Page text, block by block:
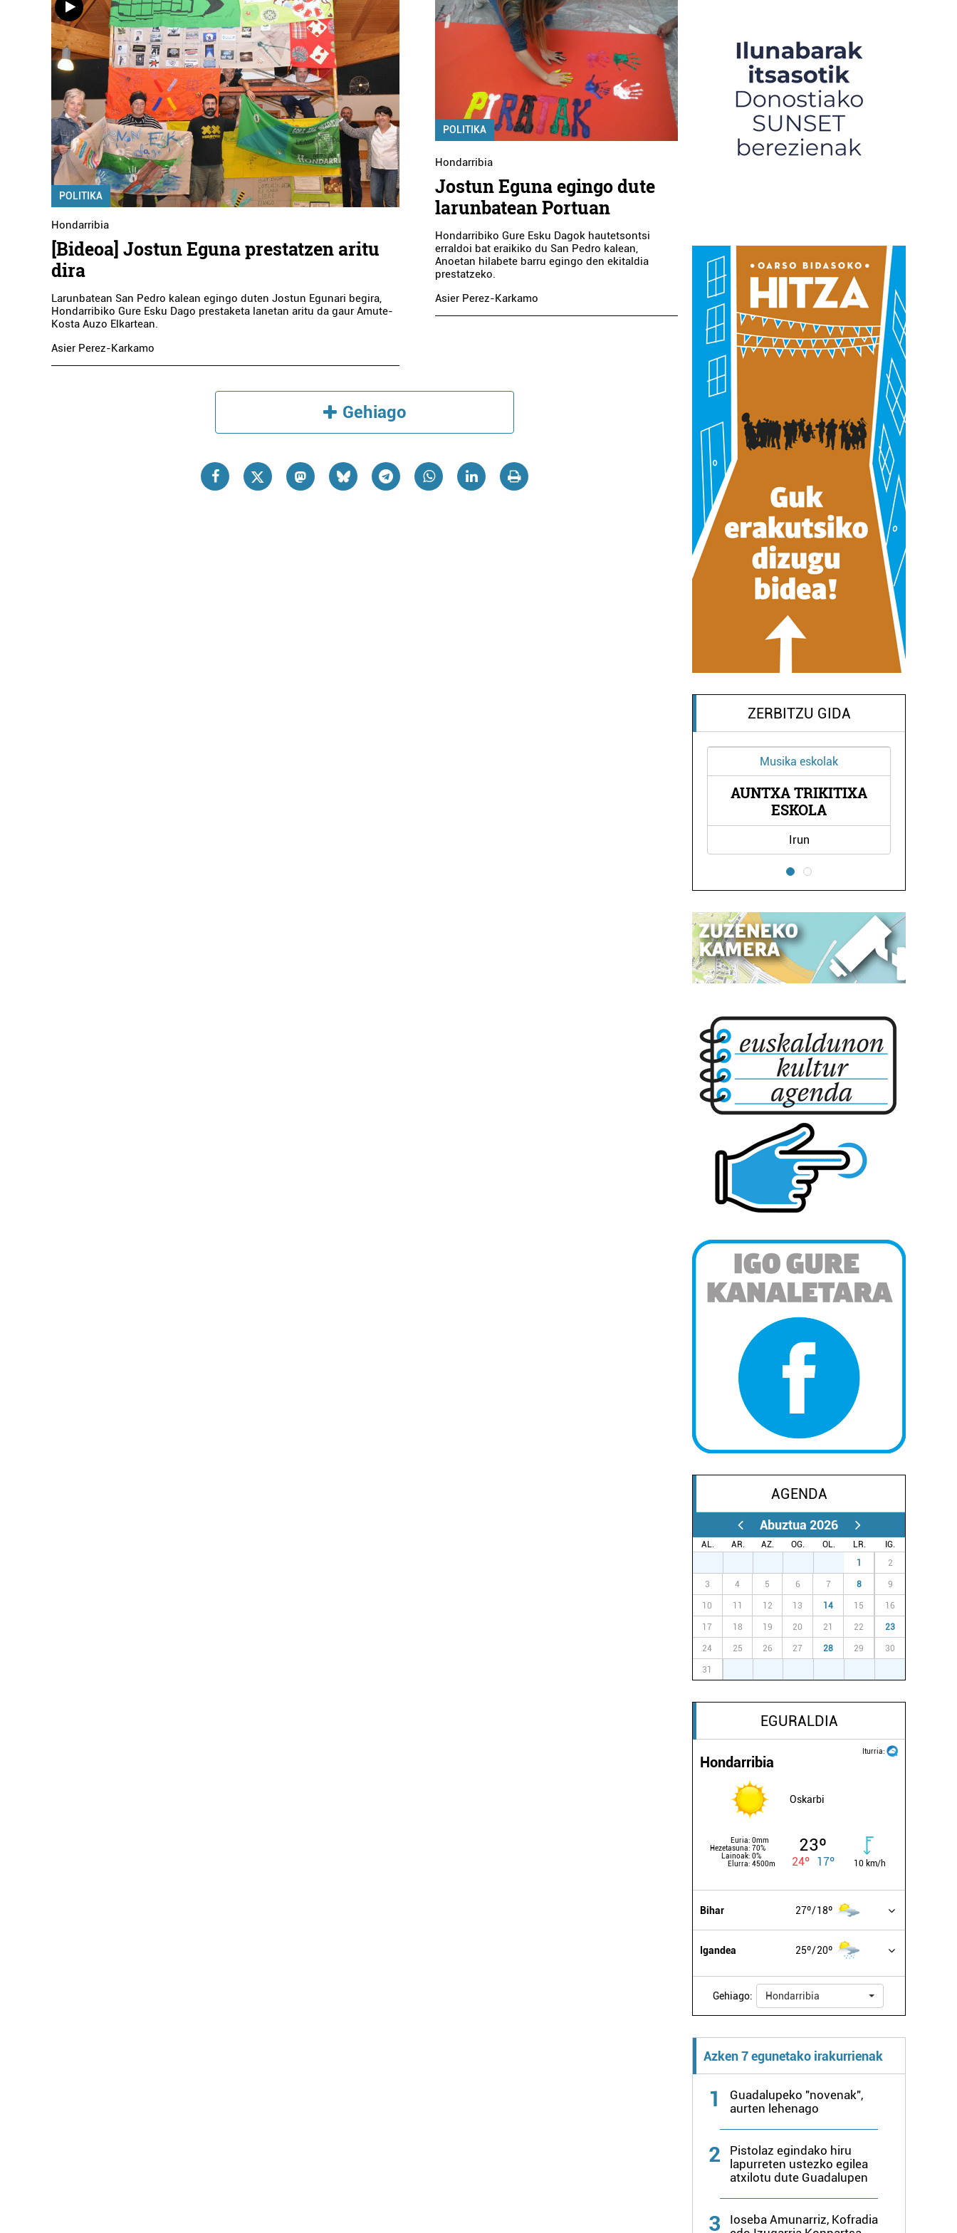
POLITIKA
Hondarribia
[Bideoa] Jostun Eguna prestatzen aritu
dira
Larunbatean San Pedro kalean egingo duten Jostun Egunari begira,
Hondarribiko Gure Esku Dago prestaketa lanetan aritu da gaur Amute-
Kosta Auzo Elkartean.
Asier Perez-Karkamo
POLITIKA
Hondarribia
Jostun Eguna egingo dute
larunbatean Portuan
Hondarribiko Gure Esku Dagok hautetsontsi
erraldoi bat eraikiko du San Pedro kalean,
Anoetan hilabete barru egingo den ekitaldia
prestatzeko.
Asier Perez-Karkamo
Gehiago
ZERBITZU GIDA
Janari dendak
SANTAMARIA
ARRANDEGIA
Pasaia
AGENDA
Abuztua 2026
AL. AR. AZ. OG. OL. LR.
IG.
1 2
3 4 5 6 7 8 9
10 11 12 13 14 15 16
17 18 19 20 21 22 23
24 25 26 27 28 29 30
31
EGURALDIA
Iturria:
Hondarribia
Oskarbi
Euria: 0mm
Hezetasuna: 70%
Lainoak: 0%
Elurra: 4500m
23º
24º 17º 10 km/h
Bihar 27º 18º
Igandea 25º 20º
Gehiago: Hondarribia
Azken 7 egunetako irakurrienak
1
Guadalupeko "novenak",
aurten lehenago
2
Pistolaz egindako hiru
lapurreten ustezko egilea
atxilotu dute Guadalupen
3
Ioseba Amunarriz, Kofradia